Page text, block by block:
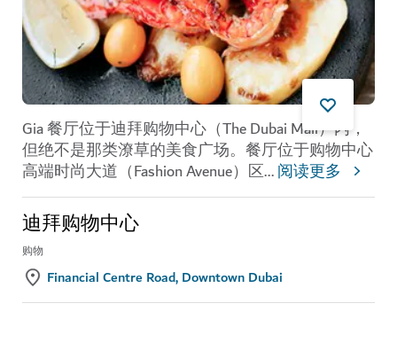
Gia 餐厅位于迪拜购物中心（The Dubai Mall）内，
但绝不是那类潦草的美食广场。餐厅位于购物中心
高端时尚大道（Fashion Avenue）区...阅读更多
迪拜购物中心
购物
Financial Centre Road, Downtown Dubai